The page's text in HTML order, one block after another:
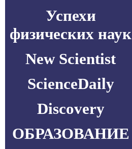
Успехи
физических наук
New Scientist
ScienceDaily
Discovery
ОБРАЗОВАНИЕ